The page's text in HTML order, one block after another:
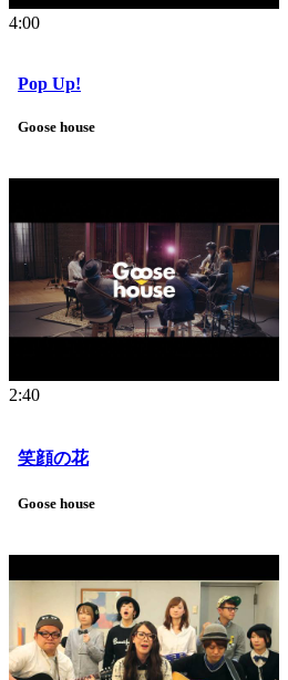
4:00
Pop Up!
Goose house
2:40
笑顔の花
Goose house